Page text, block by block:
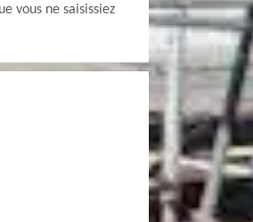
vous ne saisissiez